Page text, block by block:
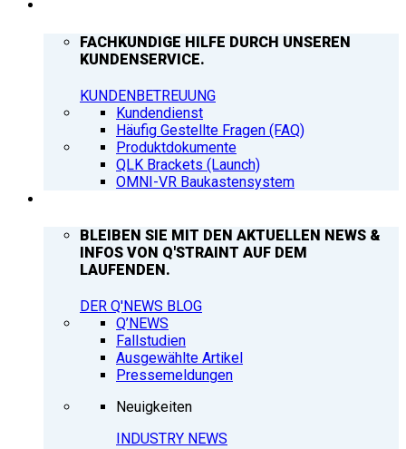
FACHKUNDIGE HILFE DURCH UNSEREN
KUNDENSERVICE.
KUNDENBETREUUNG
Kundendienst
Häufig Gestellte Fragen (FAQ)
Produktdokumente
QLK Brackets (Launch)
OMNI-VR Baukastensystem
BLEIBEN SIE MIT DEN AKTUELLEN NEWS &
INFOS VON Q'STRAINT AUF DEM
LAUFENDEN.
DER Q'NEWS BLOG
Q’NEWS
Fallstudien
Ausgewählte Artikel
Pressemeldungen
Neuigkeiten
INDUSTRY NEWS